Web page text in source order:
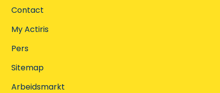
Contact
My Actiris
Pers
Sitemap
Arbeidsmarkt